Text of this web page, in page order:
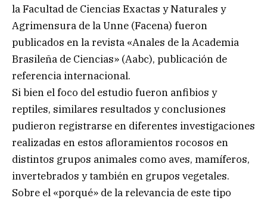
la Facultad de Ciencias Exactas y Naturales y
Agrimensura de la Unne (Facena) fueron
publicados en la revista «Anales de la Academia
Brasileña de Ciencias» (Aabc), publicación de
referencia internacional.
Si bien el foco del estudio fueron anfibios y
reptiles, similares resultados y conclusiones
pudieron registrarse en diferentes investigaciones
realizadas en estos afloramientos rocosos en
distintos grupos animales como aves, mamíferos,
invertebrados y también en grupos vegetales.
Sobre el «porqué» de la relevancia de este tipo